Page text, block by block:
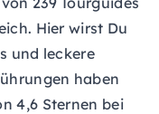
Hier wirst Du
und leckere
haben
4,6 Sternen bei